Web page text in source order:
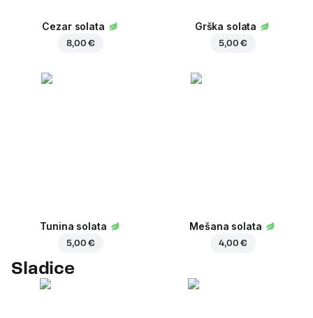
Cezar solata
8,00 €
Grška solata
5,00 €
Tunina solata
5,00 €
Mešana solata
4,00 €
Sladice